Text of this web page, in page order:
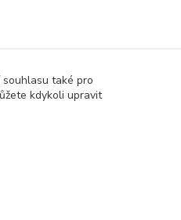
také pro
kdykoli upravit